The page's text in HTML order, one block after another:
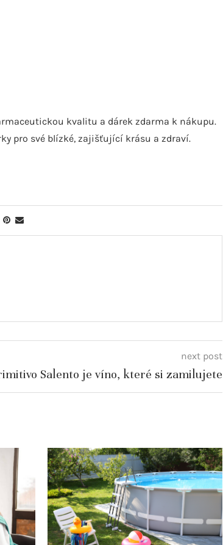
kvalitu a dárek zdarma k nákupu.
pro své blízké, zajišťující krásu a zdraví.
next post
Salento je víno, které si zamilujete